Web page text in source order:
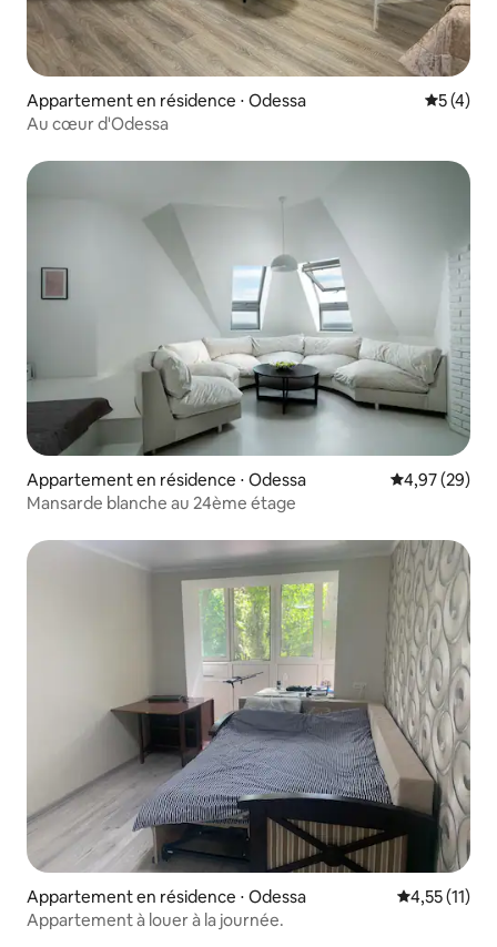
Appartement en résidence ⋅ Odessa
5 (4)
Au cœur d'Odessa
Appartement en résidence ⋅ Odessa Évaluation
4,97 (29)
Mansarde blanche au 24ème étage
Appartement en résidence ⋅ Odessa Évaluation
4,55 (11)
Appartement à louer à la journée.